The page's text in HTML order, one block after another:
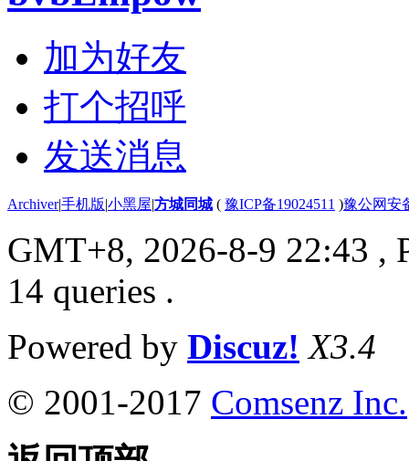
加为好友
打个招呼
发送消息
Archiver|手机版|小黑屋|方城同城 ( 豫ICP备19024511 )豫公网安
GMT+8, 2026-8-9 22:43 ,
14 queries .
Powered by Discuz! X3.4
© 2001-2017 Comsenz Inc.